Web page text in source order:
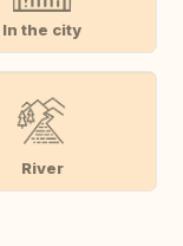
In the city
River